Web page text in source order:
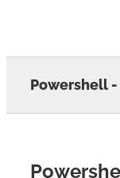
Powershell